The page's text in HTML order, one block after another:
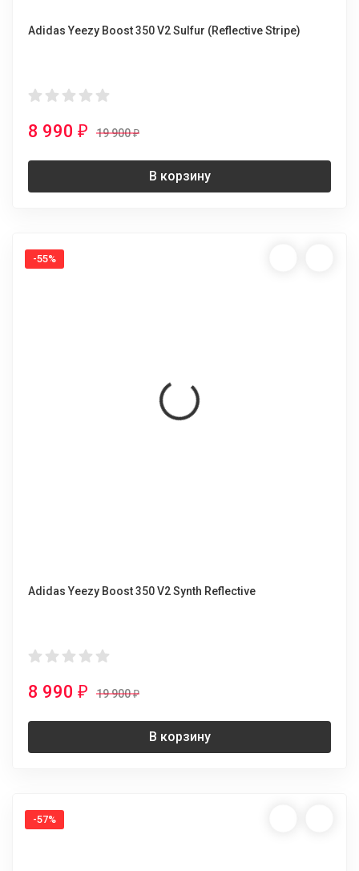
Adidas Yeezy Boost 350 V2 Sulfur (Reflective Stripe)
8 990 ₽ 19 900₽
В корзину
-55%
Adidas Yeezy Boost 350 V2 Synth Reflective
8 990 ₽ 19 900₽
В корзину
-57%